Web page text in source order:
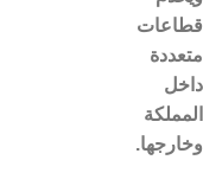
قطاعات
متعددة
داخل
المملكة
وخارجها.